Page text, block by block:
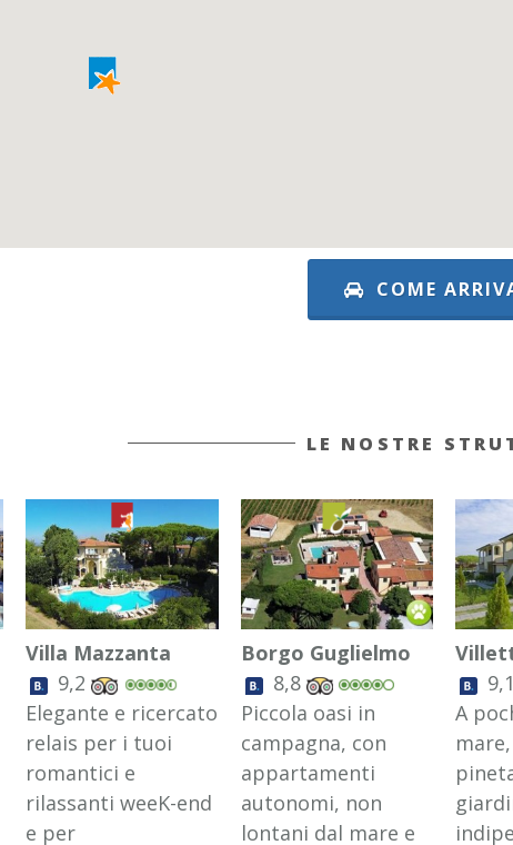
COME
LE NOSTRE
Villa Mazzanta
9,2
Elegante e ricercato
relais per i tuoi
romantici e
rilassanti weeK-end
e per
Borgo Guglielmo
8,8
Piccola oasi in
campagna, con
appartamenti
autonomi, non
lontani dal mare e
9,1
A